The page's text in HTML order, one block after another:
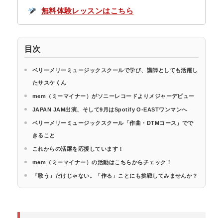
無料体験レッスンはこちら
目次
ベリーメリーミュージックスクールで学び、講師としても活躍し
たサスケくん
mem（ミーマイナー）がソニーレコードよりメジャーデビュー
JAPAN JAM出演、そして9月はSpotify O-EASTワンマンへ
ベリーメリーミュージックスクール「作曲・DTMコース」でで
きること
これからの活躍を応援しています！
mem（ミーマイナー）の活動はこちらからチェック！
「歌う」だけじゃない。「作る」ことにも挑戦してみませんか？